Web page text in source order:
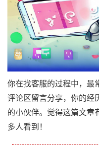
你在找客服的过程中，最
评论区留言分享，你的经
的小伙伴。觉得这篇文章
多人看到！